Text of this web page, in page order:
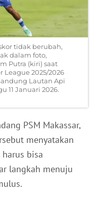
tidak berubah,
dalam foto,
Putra (kiri) saat
League 2025/2026
Lautan Api
11 Januari 2026.
PSM Makassar,
menyatakan
bisa
langkah menuju